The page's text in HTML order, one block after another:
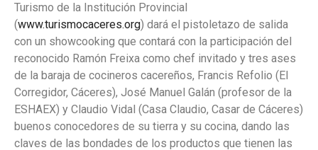
Turismo de la Institución Provincial
(www.turismocaceres.org) dará el pistoletazo de salida
con un showcooking que contará con la participación del
reconocido Ramón Freixa como chef invitado y tres ases
de la baraja de cocineros cacereños, Francis Refolio (El
Corregidor, Cáceres), José Manuel Galán (profesor de la
ESHAEX) y Claudio Vidal (Casa Claudio, Casar de Cáceres)
buenos conocedores de su tierra y su cocina, dando las
claves de las bondades de los productos que tienen las